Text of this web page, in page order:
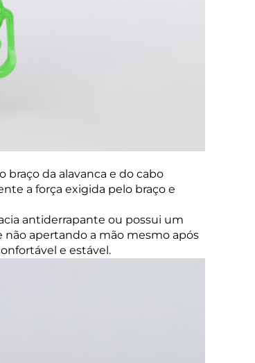
braço da alavanca e do cabo
a força exigida pelo braço e
antiderrapante ou possui um
apertando a mão mesmo após
e estável.